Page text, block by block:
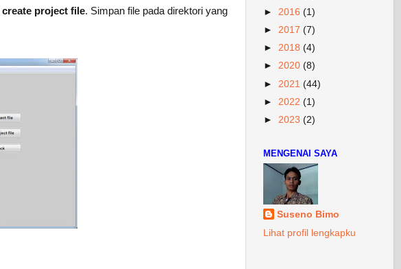
create project file. Simpan file pada direktori yang
► 2016 (1)
► 2017 (7)
► 2018 (4)
► 2020 (8)
► 2021 (44)
► 2022 (1)
► 2023 (2)
MENGENAI SAYA
Suseno Bimo
Lihat profil lengkapku